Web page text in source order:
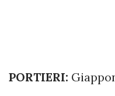
PORTIERI: